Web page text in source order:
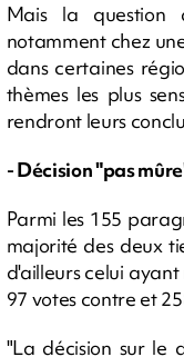
Mais la question
notamment chez
dans certaines
thèmes les plus
rendront leurs
- Décision "pas
Parmi les 155
majorité des deux
d'ailleurs celui
97 votes contre et
"La décision sur le